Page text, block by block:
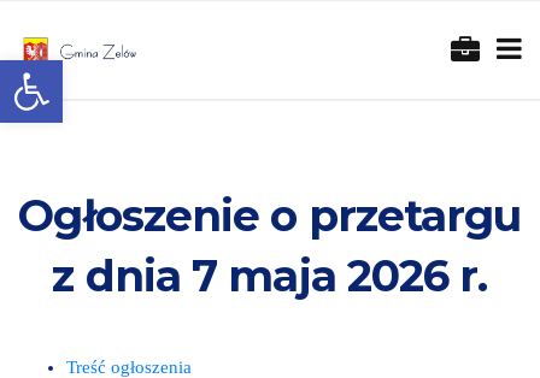
Otwórz pasek narzędzi
Ogłoszenie o przetargu
z dnia 7 maja 2026 r.
Treść ogłoszenia